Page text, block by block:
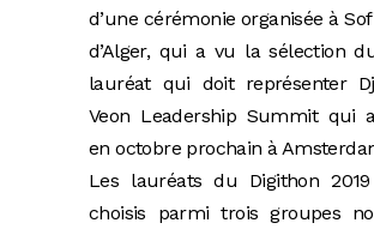
d’une cérémonie organisée à
d’Alger, qui a vu la sélection
lauréat qui doit représenter
Veon Leadership Summit qui
en octobre prochain à
Les lauréats du Digithon
choisis parmi trois groupes